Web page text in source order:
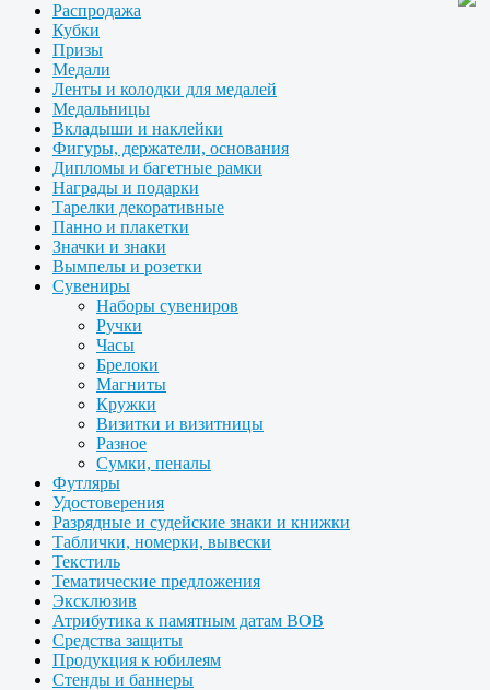
Распродажа
Кубки
Призы
Медали
Ленты и колодки для медалей
Медальницы
Вкладыши и наклейки
Фигуры, держатели, основания
Дипломы и багетные рамки
Награды и подарки
Тарелки декоративные
Панно и плакетки
Значки и знаки
Вымпелы и розетки
Сувениры
Наборы сувениров
Ручки
Часы
Брелоки
Магниты
Кружки
Визитки и визитницы
Разное
Сумки, пеналы
Футляры
Удостоверения
Разрядные и судейские знаки и книжки
Таблички, номерки, вывески
Текстиль
Тематические предложения
Эксклюзив
Атрибутика к памятным датам ВОВ
Средства защиты
Продукция к юбилеям
Стенды и баннеры